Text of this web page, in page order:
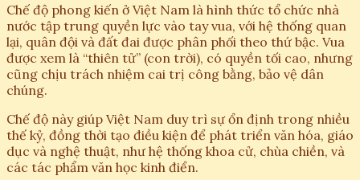
Chế độ phong kiến ở Việt Nam là hình thức tổ chức nhà
nước tập trung quyền lực vào tay vua, với hệ thống quan
lại, quân đội và đất đai được phân phối theo thứ bậc. Vua
được xem là “thiên tử” (con trời), có quyền tối cao, nhưng
cũng chịu trách nhiệm cai trị công bằng, bảo vệ dân
chúng.
Chế độ này giúp Việt Nam duy trì sự ổn định trong nhiều
thế kỷ, đồng thời tạo điều kiện để phát triển văn hóa, giáo
dục và nghệ thuật, như hệ thống khoa cử, chùa chiền, và
các tác phẩm văn học kinh điển.